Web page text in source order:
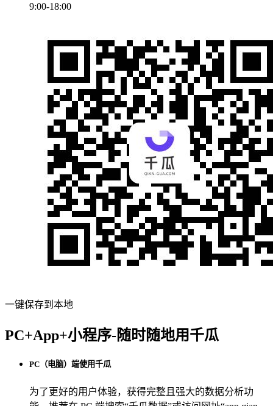
9:00-18:00
一键保存到本地
PC+App+小程序-随时随地用千瓜
PC（电脑）端使用千瓜
为了更好的用户体验，获得完整且强大的数据分析功